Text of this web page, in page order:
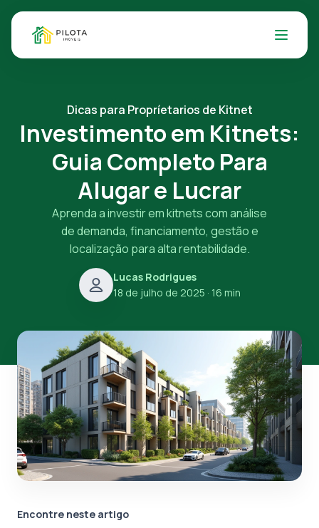
Dicas para Propríetarios de Kitnet
Investimento em Kitnets:
Guia Completo Para
Alugar e Lucrar
Aprenda a investir em kitnets com análise
de demanda, financiamento, gestão e
localização para alta rentabilidade.
Lucas Rodrigues
18 de julho de 2025 · 16 min
Encontre neste artigo